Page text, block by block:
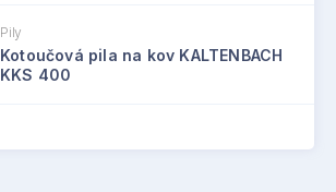
Pily
Kotoučová pila na kov KALTENBACH
KKS 400